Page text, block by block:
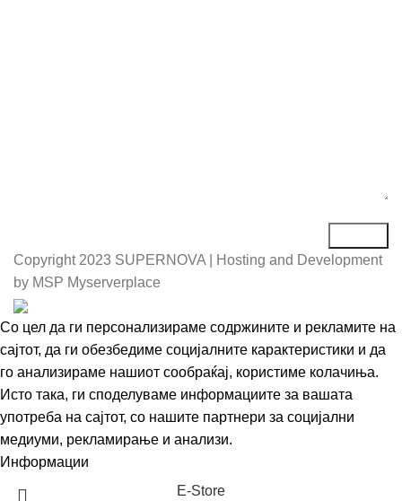
Copyright 2023 SUPERNOVA | Hosting and Development
by MSP Myserverplace
Со цел да ги персонализираме содржините и рекламите на
сајтот, да ги обезбедиме социјалните карактеристики и да
го анализираме нашиот сообраќај, користиме колачиња.
Исто така, ги споделуваме информациите за вашата
употреба на сајтот, со нашите партнери за социјални
медиуми, рекламирање и анализи.
Информации
Е-Store